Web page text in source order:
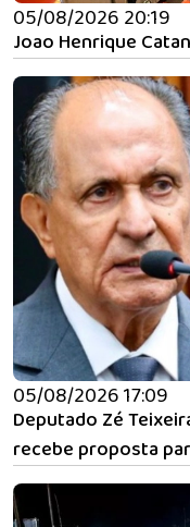
05/08/2026 20:19
Joao Henrique
05/08/2026 17:09
Deputado Zé
recebe proposta